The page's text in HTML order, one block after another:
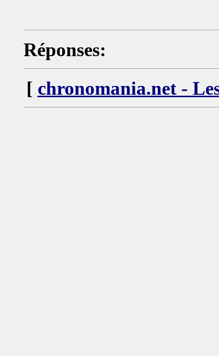
Réponses:
[ chronomania.net -